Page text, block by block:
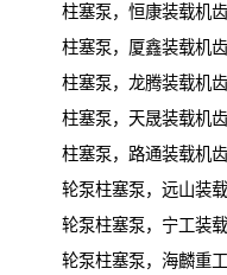
柱塞泵，恒康装载机
柱塞泵，厦鑫装载机
柱塞泵，龙腾装载机
柱塞泵，天晟装载机
柱塞泵，路通装载机
轮泵柱塞泵，远山装
轮泵柱塞泵，宁工装
轮泵柱塞泵，海麟重